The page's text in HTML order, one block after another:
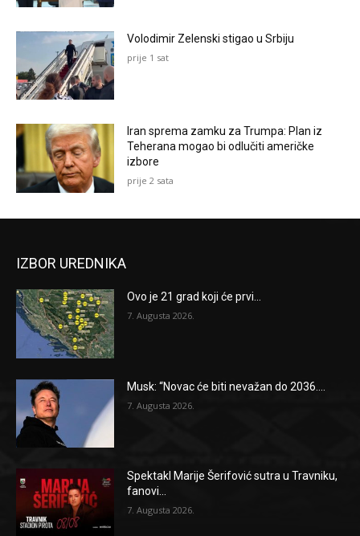
Volodimir Zelenski stigao u Srbiju
prije 1 sat
Iran sprema zamku za Trumpa: Plan iz
Teherana mogao bi odlučiti američke
izbore
prije 2 sata
IZBOR UREDNIKA
Ovo je 21 grad koji će prvi...
7. Augusta 2026.
Musk: “Novac će biti nevažan do 2036....
7. Augusta 2026.
Spektakl Marije Šerifović sutra u Travniku,
fanovi...
7. Augusta 2026.